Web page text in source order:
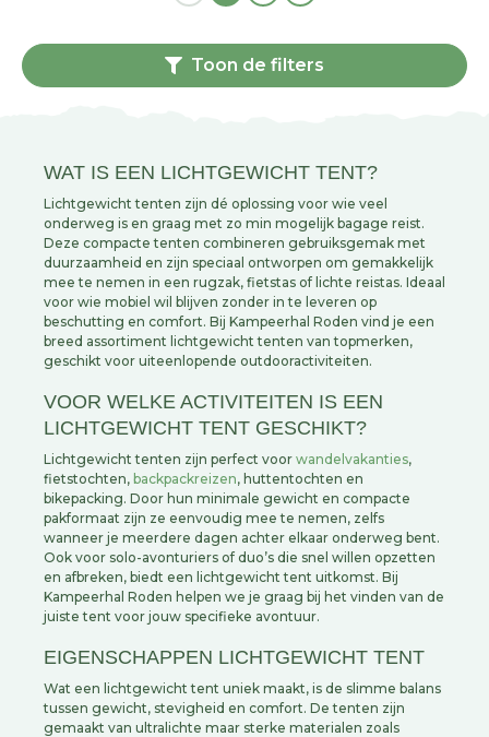
Toon de filters
WAT IS EEN LICHTGEWICHT TENT?
Lichtgewicht tenten zijn dé oplossing voor wie veel
onderweg is en graag met zo min mogelijk bagage reist.
Deze compacte tenten combineren gebruiksgemak met
duurzaamheid en zijn speciaal ontworpen om gemakkelijk
mee te nemen in een rugzak, fietstas of lichte reistas. Ideaal
voor wie mobiel wil blijven zonder in te leveren op
beschutting en comfort. Bij Kampeerhal Roden vind je een
breed assortiment lichtgewicht tenten van topmerken,
geschikt voor uiteenlopende outdooractiviteiten.
VOOR WELKE ACTIVITEITEN IS EEN
LICHTGEWICHT TENT GESCHIKT?
Lichtgewicht tenten zijn perfect voor wandelvakanties,
fietstochten, backpackreizen, huttentochten en
bikepacking. Door hun minimale gewicht en compacte
pakformaat zijn ze eenvoudig mee te nemen, zelfs
wanneer je meerdere dagen achter elkaar onderweg bent.
Ook voor solo-avonturiers of duo’s die snel willen opzetten
en afbreken, biedt een lichtgewicht tent uitkomst. Bij
Kampeerhal Roden helpen we je graag bij het vinden van de
juiste tent voor jouw specifieke avontuur.
EIGENSCHAPPEN LICHTGEWICHT TENT
Wat een lichtgewicht tent uniek maakt, is de slimme balans
tussen gewicht, stevigheid en comfort. De tenten zijn
gemaakt van ultralichte maar sterke materialen zoals